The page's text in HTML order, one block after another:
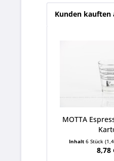
Kunden kauften
MOTTA
Inhalt6 Stück
8,78